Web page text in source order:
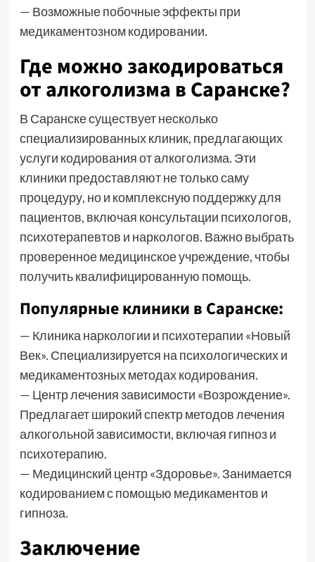
— Возможные побочные эффекты при
медикаментозном кодировании.
Где можно закодироваться
от алкоголизма в Саранске?
В Саранске существует несколько
специализированных клиник, предлагающих
услуги кодирования от алкоголизма. Эти
клиники предоставляют не только саму
процедуру, но и комплексную поддержку для
пациентов, включая консультации психологов,
психотерапевтов и наркологов. Важно выбрать
проверенное медицинское учреждение, чтобы
получить квалифицированную помощь.
Популярные клиники в Саранске:
— Клиника наркологии и психотерапии «Новый
Век». Специализируется на психологических и
медикаментозных методах кодирования.
— Центр лечения зависимости «Возрождение».
Предлагает широкий спектр методов лечения
алкогольной зависимости, включая гипноз и
психотерапию.
— Медицинский центр «Здоровье». Занимается
кодированием с помощью медикаментов и
гипноза.
Заключение